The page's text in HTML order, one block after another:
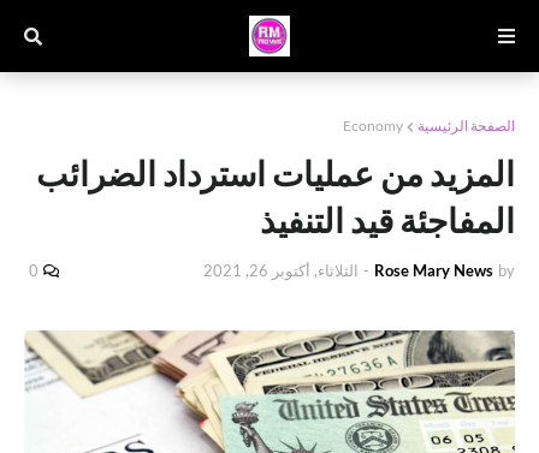
الصفحة الرئيسية Economy
المزيد من عمليات استرداد الضرائب
المفاجئة قيد التنفيذ
by
Rose Mary News
- الثلاثاء, أكتوبر 26, 2021 0